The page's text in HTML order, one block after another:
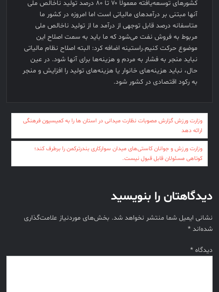
کشورهای توسعه‌یافته معمولاً ۷۰ تا ۸۰ درصد تولید ناخالص ملی
آنها مبتنی بر درآمدهای مالیاتی است اما امروزه در کشور ما
متاسفانه درصد قابل توجهی از درآمد ما از تولید ناخالص ملی
مربوط به فروش نفت می‌شود که ما باید به سمت اصلاح این
موضوع حرکت کنیم.راستینه اضافه کرد: البته اصلاح نظام مالیاتی
نباید منجر به فشار به مردم و هزینه‌ها برای آنها شود. در عین
حال، نباید هزینه‌های خانوار یا هزینه‌های تولید را افزایش و منجر
به رکود اقتصادی در کشور شود.
راهبری
نوشته
وزارت ورزش گزارش مصوبات نظارت میدانی در استان ها را به کمیسیون فرهنگی
ارائه دهد
وزارت ورزش و جوانان کاستی‌های میدان سوارکاری بندرترکمن را برطرف کند؛
کوتاهی مسئولان قابل قبول نیست.
دیدگاهتان را بنویسید
نشانی ایمیل شما منتشر نخواهد شد. بخش‌های موردنیاز علامت‌گذاری
شده‌اند*
دیدگاه*